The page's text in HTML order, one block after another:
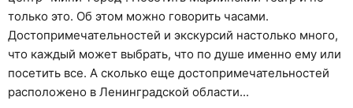
только это. Об этом можно говорить часами.
Достопримечательностей и экскурсий настолько много,
что каждый может выбрать, что по душе именно ему или
посетить все. А сколько еще достопримечательностей
расположено в Ленинградской области...